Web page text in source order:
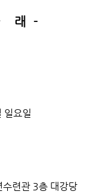
래  -
요일
수련관 3층 대강당